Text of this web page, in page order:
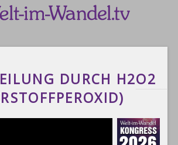
DURCH H2O2